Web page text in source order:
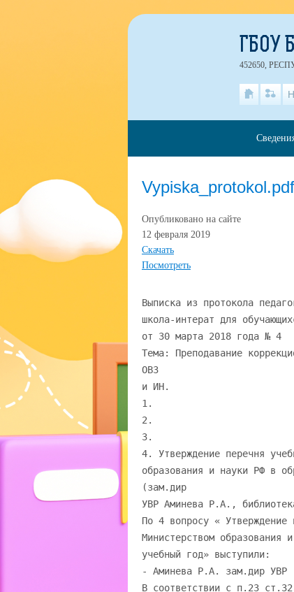
Vypiska_protokol.pdf
Опубликовано на сайте
12 февраля 2019
Скачать
Посмотреть
Выписка из протокола
школа-интерат для
от 30 марта 2018 года № 4
Тема: Преподавание
ОВЗ
и ИН.
1.
2.
3.
4. Утверждение перечня
образования и науки РФ в
(зам.дир
УВР Аминева Р.А.,
По 4 вопросу « Утверждение
Министерством образования
учебный год» выступили:
- Аминева Р.А. зам.дир УВР
В соответствии с п.23
ГБОУ
452650,